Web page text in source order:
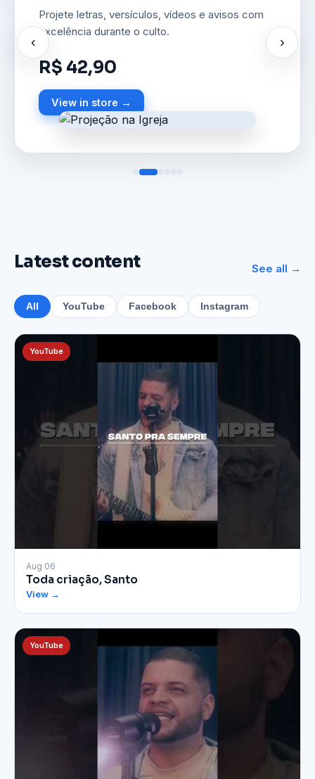
‹ ›
Projete letras, versículos, vídeos e avisos com
excelência durante o culto.
R$ 42,90
View in store →
Latest content See all →
All YouTube Facebook Instagram
YouTube
▶
Aug 06
Toda criação, Santo
View →
YouTube